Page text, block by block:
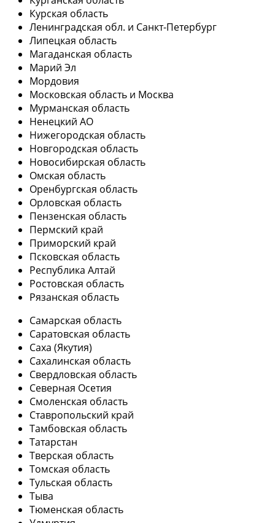
Курская область
Ленинградская обл. и Санкт-Петербург
Липецкая область
Магаданская область
Марий Эл
Мордовия
Московская область и Москва
Мурманская область
Ненецкий АО
Нижегородская область
Новгородская область
Новосибирская область
Омская область
Оренбургская область
Орловская область
Пензенская область
Пермский край
Приморский край
Псковская область
Республика Алтай
Ростовская область
Рязанская область
Самарская область
Саратовская область
Саха (Якутия)
Сахалинская область
Свердловская область
Северная Осетия
Смоленская область
Ставропольский край
Тамбовская область
Татарстан
Тверская область
Томская область
Тульская область
Тыва
Тюменская область